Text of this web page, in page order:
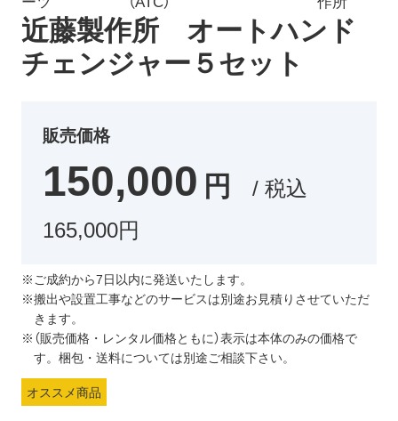
近藤製作所 オートハンド
チェンジャー５セット
販売価格
150,000 円
/ 税込
165,000円
※ご成約から7日以内に発送いたします。
※搬出や設置工事などのサービスは別途お見積りさせていただ
きます。
※（販売価格・レンタル価格ともに）表示は本体のみの価格で
す。梱包・送料については別途ご相談下さい。
オススメ商品